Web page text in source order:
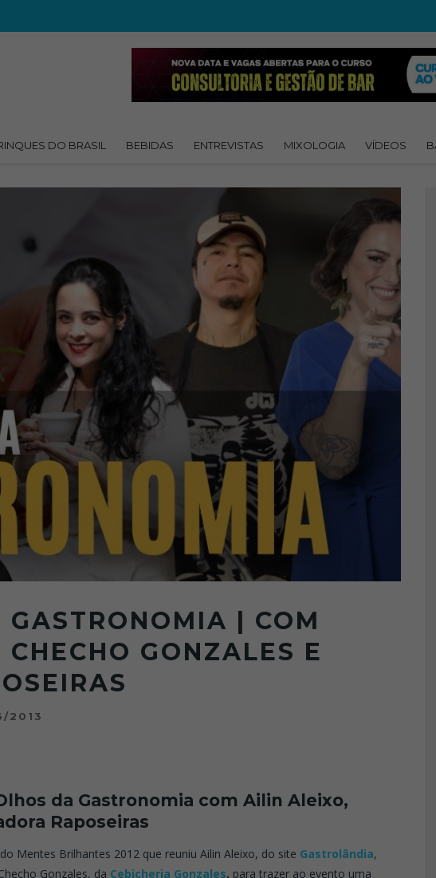
DO BRASIL BEBIDAS ENTREVISTAS MIXOLOGIA VÍDEOS
| COM
GONZALES E
2013
da Gastronomia com Ailin Aleixo,
Raposeiras
Mentes Brilhantes 2012 que reuniu Ailin Aleixo, do site Gastrolândia,
Gonzales, da Cebicheria Gonzales, para trazer ao evento uma